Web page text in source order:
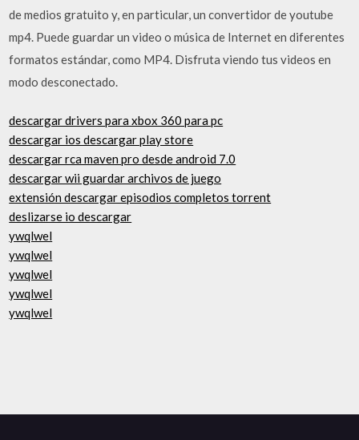
de medios gratuito y, en particular, un convertidor de youtube
mp4. Puede guardar un video o música de Internet en diferentes
formatos estándar, como MP4. Disfruta viendo tus videos en
modo desconectado.
descargar drivers para xbox 360 para pc
descargar ios descargar play store
descargar rca maven pro desde android 7.0
descargar wii guardar archivos de juego
extensión descargar episodios completos torrent
deslizarse io descargar
ywqlwel
ywqlwel
ywqlwel
ywqlwel
ywqlwel